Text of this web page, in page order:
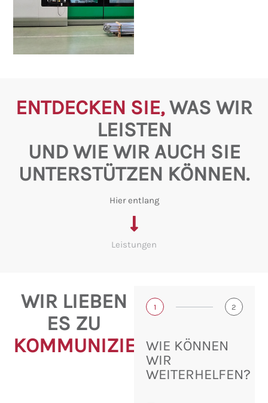
ENTDECKEN SIE,WAS WIR
LEISTEN
UND WIE WIR AUCH SIE
UNTERSTÜTZEN KÖNNEN.
Hier entlang
Leistungen
WIR LIEBEN
ES ZU
KOMMUNIZIEREN!
1 2
WIE KÖNNEN
WIR
WEITERHELFEN?